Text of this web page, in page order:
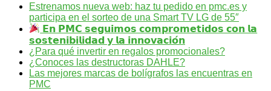
Estrenamos nueva web: haz tu pedido en pmc.es y
participa en el sorteo de una Smart TV LG de 55″
𝗘𝗻 𝗣𝗠𝗖 𝘀𝗲𝗴𝘂𝗶𝗺𝗼𝘀 𝗰𝗼𝗺𝗽𝗿𝗼𝗺𝗲𝘁𝗶𝗱𝗼𝘀 𝗰𝗼𝗻 𝗹𝗮
𝘀𝗼𝘀𝘁𝗲𝗻𝗶𝗯𝗶𝗹𝗶𝗱𝗮𝗱 𝘆 𝗹𝗮 𝗶𝗻𝗻𝗼𝘃𝗮𝗰𝗶𝗼́𝗻
¿Para qué invertir en regalos promocionales?
¿Conoces las destructoras DAHLE?
Las mejores marcas de bolígrafos las encuentras en
PMC